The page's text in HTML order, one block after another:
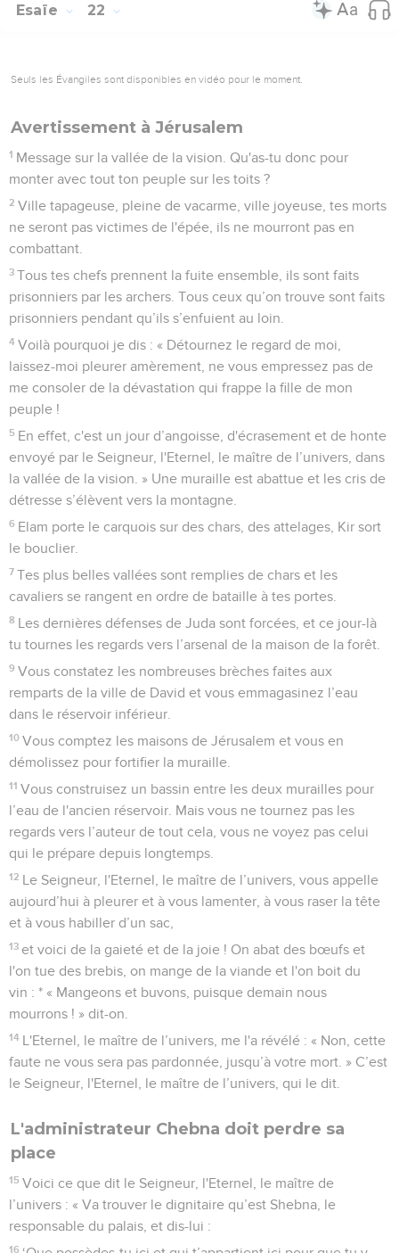
Esaïe 22
Seuls les Évangiles sont disponibles en vidéo pour le moment.
Avertissement à Jérusalem
1 Message sur la vallée de la vision. Qu'as-tu donc pour
monter avec tout ton peuple sur les toits ?
2 Ville tapageuse, pleine de vacarme, ville joyeuse, tes morts
ne seront pas victimes de l'épée, ils ne mourront pas en
combattant.
3 Tous tes chefs prennent la fuite ensemble, ils sont faits
prisonniers par les archers. Tous ceux qu’on trouve sont faits
prisonniers pendant qu’ils s’enfuient au loin.
4 Voilà pourquoi je dis : « Détournez le regard de moi,
laissez-moi pleurer amèrement, ne vous empressez pas de
me consoler de la dévastation qui frappe la fille de mon
peuple !
5 En effet, c'est un jour d’angoisse, d'écrasement et de honte
envoyé par le Seigneur, l'Eternel, le maître de l’univers, dans
la vallée de la vision. » Une muraille est abattue et les cris de
détresse s’élèvent vers la montagne.
6 Elam porte le carquois sur des chars, des attelages, Kir sort
le bouclier.
7 Tes plus belles vallées sont remplies de chars et les
cavaliers se rangent en ordre de bataille à tes portes.
8 Les dernières défenses de Juda sont forcées, et ce jour-là
tu tournes les regards vers l’arsenal de la maison de la forêt.
9 Vous constatez les nombreuses brèches faites aux
remparts de la ville de David et vous emmagasinez l’eau
dans le réservoir inférieur.
10 Vous comptez les maisons de Jérusalem et vous en
démolissez pour fortifier la muraille.
11 Vous construisez un bassin entre les deux murailles pour
l’eau de l'ancien réservoir. Mais vous ne tournez pas les
regards vers l’auteur de tout cela, vous ne voyez pas celui
qui le prépare depuis longtemps.
12 Le Seigneur, l'Eternel, le maître de l’univers, vous appelle
aujourd’hui à pleurer et à vous lamenter, à vous raser la tête
et à vous habiller d’un sac,
13 et voici de la gaieté et de la joie ! On abat des bœufs et
l'on tue des brebis, on mange de la viande et l'on boit du
vin : * « Mangeons et buvons, puisque demain nous
mourrons ! » dit-on.
14 L'Eternel, le maître de l’univers, me l'a révélé : « Non, cette
faute ne vous sera pas pardonnée, jusqu’à votre mort. » C’est
le Seigneur, l'Eternel, le maître de l’univers, qui le dit.
L'administrateur Chebna doit perdre sa
place
15 Voici ce que dit le Seigneur, l'Eternel, le maître de
l’univers : « Va trouver le dignitaire qu’est Shebna, le
responsable du palais, et dis-lui :
16